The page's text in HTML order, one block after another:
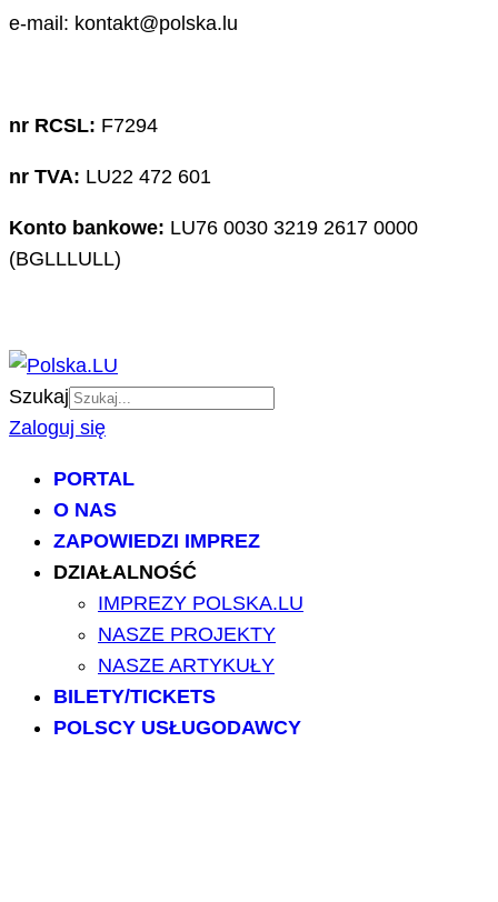
e-mail: kontakt@polska.lu
nr RCSL: F7294
nr TVA: LU22 472 601
Konto bankowe: LU76 0030 3219 2617 0000
(BGLLLULL)
Szukaj
Zaloguj się
PORTAL
O NAS
ZAPOWIEDZI IMPREZ
DZIAŁALNOŚĆ
IMPREZY POLSKA.LU
NASZE PROJEKTY
NASZE ARTYKUŁY
BILETY/TICKETS
POLSCY USŁUGODAWCY